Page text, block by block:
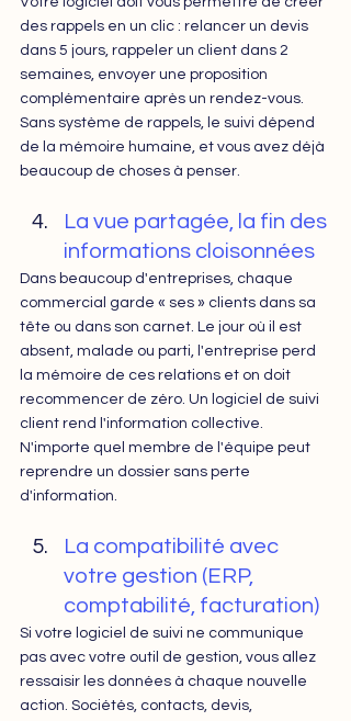
des rappels en un clic : relancer un devis
dans 5 jours, rappeler un client dans 2
semaines, envoyer une proposition
complémentaire après un rendez-vous.
Sans système de rappels, le suivi dépend
de la mémoire humaine, et vous avez déjà
beaucoup de choses à penser.
La vue partagée, la fin des
informations cloisonnées
Dans beaucoup d'entreprises, chaque
commercial garde « ses » clients dans sa
tête ou dans son carnet. Le jour où il est
absent, malade ou parti, l'entreprise perd
la mémoire de ces relations et on doit
recommencer de zéro. Un logiciel de suivi
client rend l'information collective.
N'importe quel membre de l'équipe peut
reprendre un dossier sans perte
d'information.
La compatibilité avec
votre gestion (ERP,
comptabilité, facturation)
Si votre logiciel de suivi ne communique
pas avec votre outil de gestion, vous allez
ressaisir les données à chaque nouvelle
action. Sociétés, contacts, devis,